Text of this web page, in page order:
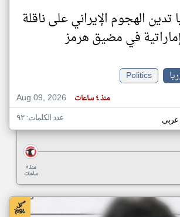
تدين الهجوم الإيراني على ناقلة
في مضيق هرمز
Politics
Aug 09, 2026
منذ ٤ ساعات
عربي عدد الكلمات: ٩٢
منذ ٥
ساعات